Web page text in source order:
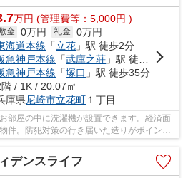
万円 (管理費等：5,000円 )
金 0万円 礼金 0万円
海道本線 「立花 」駅 徒歩2分
急神戸本線 「武庫之荘 」駅 徒歩20分
急神戸本線 「塚口 」駅 徒歩35分
階 / 1K / 20.07㎡
庫県尼崎市立花町 １丁目
部屋の中に洗濯機が設置できます。経済面
件。防犯対策の行き届いた造りがポイン
対応の物件となって...
デンスライフ